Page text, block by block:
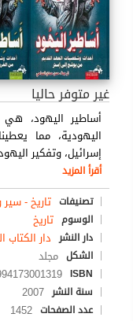
غير متوفر حاليا
أساطير اليهود، هي
اليهودية، مما
إسرائيل، وتفكير
أقرأ المزيد
تصنيفات تاريخ -
الوسوم تاريخ
دار النشر دار الكتاب
الشكل مجلد
ISBN
سنة النشر 2007
عدد الصفحات 1452